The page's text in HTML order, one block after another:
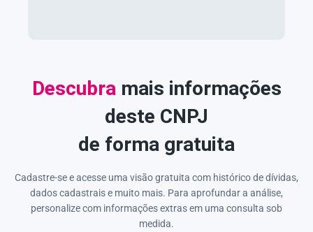
Descubra mais informações
deste CNPJ
de forma gratuita
Cadastre-se e acesse uma visão gratuita com histórico de dívidas,
dados cadastrais e muito mais. Para aprofundar a análise,
personalize com informações extras em uma consulta sob
medida.